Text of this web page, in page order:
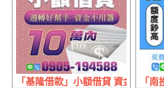
「基隆借款」小額借貸 資金不用
「